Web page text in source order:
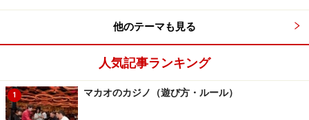
この界隈の街路はポルトガル独特の石畳「カルサーダ
フォトジェニックなエリア。雑貨や菓子類を売るお土産
物店も多く並びます。
他のテーマも見る
人気記事ランキング
1 マカオのカジノ（遊び方・ルール）